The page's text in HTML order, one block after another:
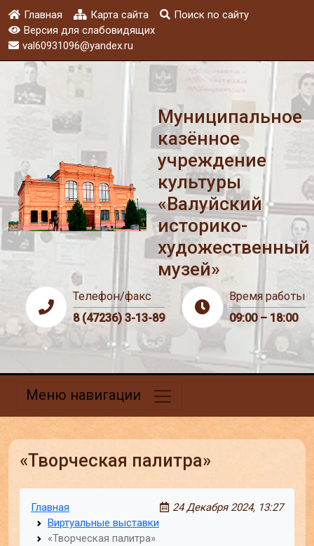
Главная Карта сайта
Поиск по сайту
Версия для слабовидящих
val60931096@yandex.ru
Муниципальное
казённое
учреждение
культуры
«Валуйский
историко-
художественный
музей»
Телефон/факс
8 (47236) 3-13-89
Время работы
09:00 – 18:00
Меню навигации
«Творческая палитра»
Главная
Виртуальные выставки
«Творческая палитра»
24 Декабря 2024, 13:27